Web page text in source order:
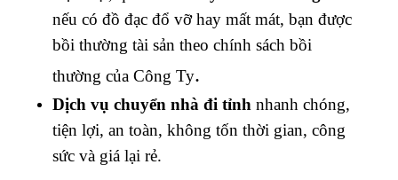
nếu có đồ đạc đổ vỡ hay mất mát, bạn được
bồi thường tài sản theo chính sách bồi
thường của Công Ty.
Dịch vụ chuyển nhà đi tỉnh nhanh chóng,
tiện lợi, an toàn, không tốn thời gian, công
sức và giá lại rẻ.